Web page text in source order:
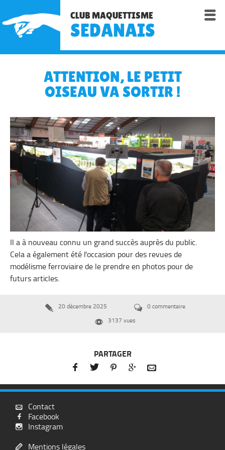
CLUB MAQUETTISME
SEDANAIS

ATTENTION, LE PETIT
OISEAU VA SORTIR !
Il a à nouveau connu un grand succès auprès du public.
Cela a également été l'occasion pour des revues de
modélisme ferroviaire de le prendre en photos pour de
futurs articles.
 20 décembre 2025  0 commentaire
 3137 vues
PARTAGER
    
 Contact
 Facebook
 Instagram
 Mentions légales